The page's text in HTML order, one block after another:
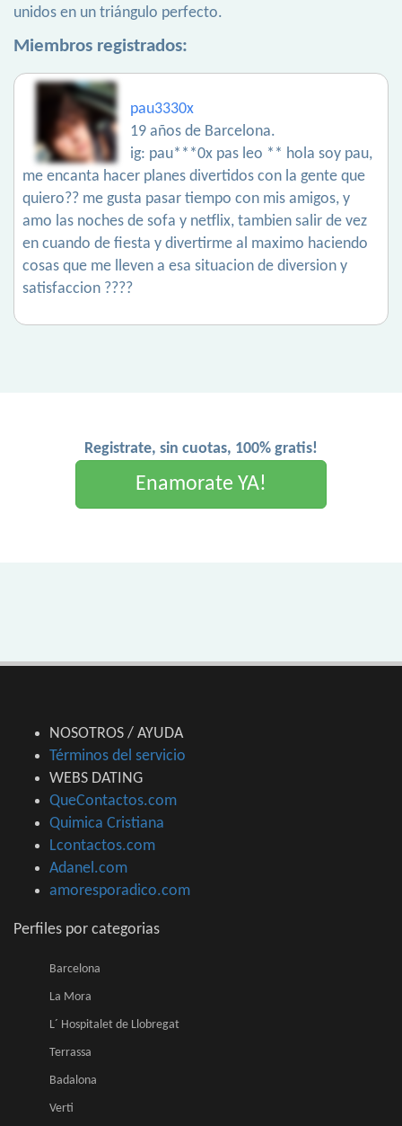
unidos en un triángulo perfecto.
Miembros registrados:
pau3330x
19 años de Barcelona.
ig: pau***0x pas leo ** hola soy pau,
me encanta hacer planes divertidos con la gente que
quiero?? me gusta pasar tiempo con mis amigos, y
amo las noches de sofa y netflix, tambien salir de vez
en cuando de fiesta y divertirme al maximo haciendo
cosas que me lleven a esa situacion de diversion y
satisfaccion ????
Registrate, sin cuotas, 100% gratis!
Enamorate YA!
NOSOTROS / AYUDA
Términos del servicio
WEBS DATING
QueContactos.com
Quimica Cristiana
Lcontactos.com
Adanel.com
amoresporadico.com
Perfiles por categorias
Barcelona
La Mora
L´ Hospitalet de Llobregat
Terrassa
Badalona
Verti